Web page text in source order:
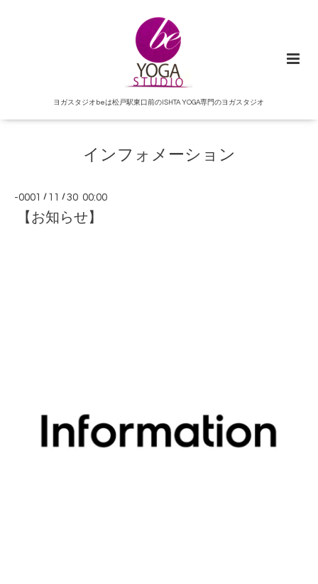
ヨガスタジオbeは松戸駅東口前のISHTA YOGA専門のヨガスタジオ
インフォメーション
-0001 / 11 /30 00:00
【お知らせ】